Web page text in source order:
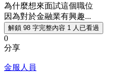
為什麼想來面試這個職位
因為對於金融業有興趣...
解鎖 98 字完整內容 1 人已看過
0
分享
金服人員